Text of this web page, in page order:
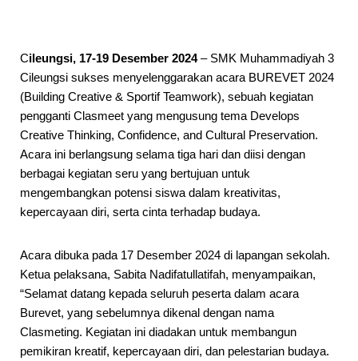
Cileungsi, 17-19 Desember 2024– SMK Muhammadiyah 3
Cileungsi sukses menyelenggarakan acara BUREVET 2024
(Building Creative & Sportif Teamwork), sebuah kegiatan
pengganti Clasmeet yang mengusung tema Develops
Creative Thinking, Confidence, and Cultural Preservation.
Acara ini berlangsung selama tiga hari dan diisi dengan
berbagai kegiatan seru yang bertujuan untuk
mengembangkan potensi siswa dalam kreativitas,
kepercayaan diri, serta cinta terhadap budaya.
Acara dibuka pada 17 Desember 2024 di lapangan sekolah.
Ketua pelaksana, Sabita Nadifatullatifah, menyampaikan,
“Selamat datang kepada seluruh peserta dalam acara
Burevet, yang sebelumnya dikenal dengan nama
Clasmeting. Kegiatan ini diadakan untuk membangun
pemikiran kreatif, kepercayaan diri, dan pelestarian budaya.